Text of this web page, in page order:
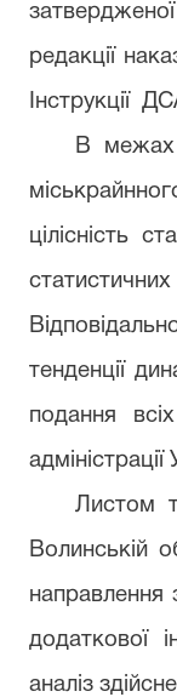
редакції
Інструкції
В межах
цілісність
тенденції
подання
адміністрації
Листом
Волинській
направлення
додаткової
аналіз